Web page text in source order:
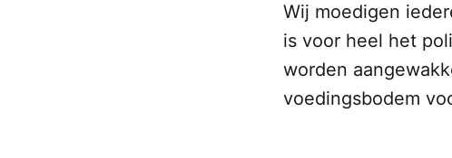
Wij moedigen
is voor heel het
worden
voedingsbodem